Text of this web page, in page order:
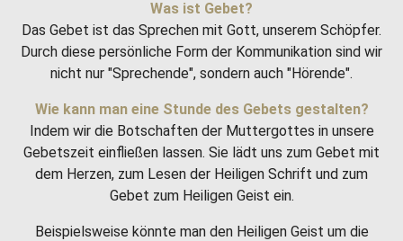
Was ist Gebet?
Das Gebet ist das Sprechen mit Gott, unserem Schöpfer.
Durch diese persönliche Form der Kommunikation sind wir
nicht nur "Sprechende", sondern auch "Hörende".
Wie kann man eine Stunde des Gebets gestalten?
Indem wir die Botschaften der Muttergottes in unsere
Gebetszeit einfließen lassen. Sie lädt uns zum Gebet mit
dem Herzen, zum Lesen der Heiligen Schrift und zum
Gebet zum Heiligen Geist ein.
Beispielsweise könnte man den Heiligen Geist um die